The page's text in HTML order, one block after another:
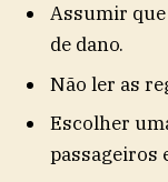
Assumir
de dano.
Não ler as
Escolher
passageiros